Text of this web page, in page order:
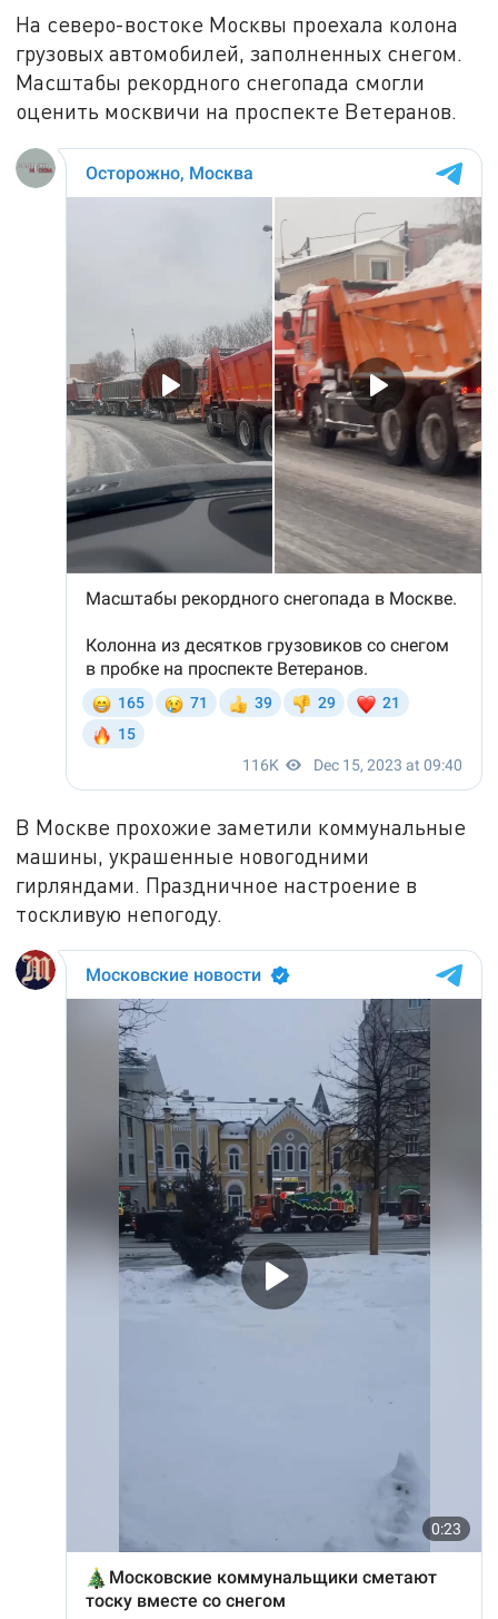
На северо-востоке Москвы проехала колона
грузовых автомобилей, заполненных снегом.
Масштабы рекордного снегопада смогли
оценить москвичи на проспекте Ветеранов.
В Москве прохожие заметили коммунальные
машины, украшенные новогодними
гирляндами. Праздничное настроение в
тоскливую непогоду.